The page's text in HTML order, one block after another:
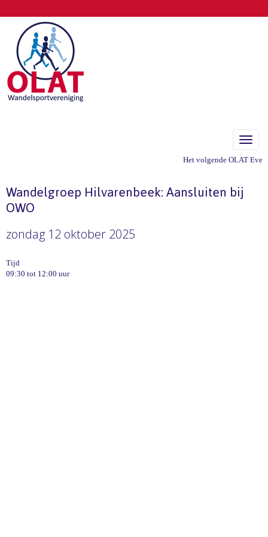
Het volgende OLAT
Wandelgroep Hilvarenbeek: Aansluiten bij
OWO
zondag 12 oktober 2025
Tijd
09:30 tot 12:00 uur